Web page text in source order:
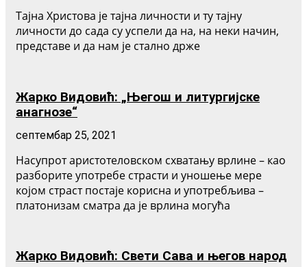
Тајна Христова је тајна личности и ту тајну
личности до сада су успели да на, на неки начин,
представе и да нам је стално држе
Жарко Видовић: „Његош и литургијске
анагнозе“
септембар 25, 2021
Насупрот аристотеловском схватању врлине – као
разборите употребе страсти и уношење мере
којом страст постаје корисна и употребљива –
платонизам сматра да је врлина могућа
Жарко Видовић: Свети Сава и његов народ